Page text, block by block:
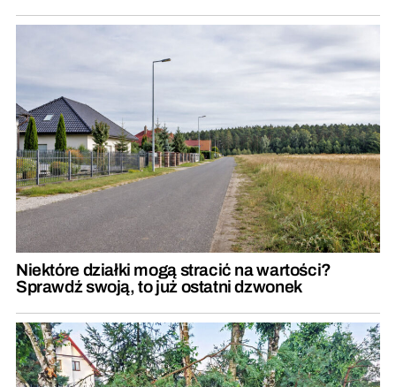
Niektóre działki mogą stracić na wartości?
Sprawdź swoją, to już ostatni dzwonek